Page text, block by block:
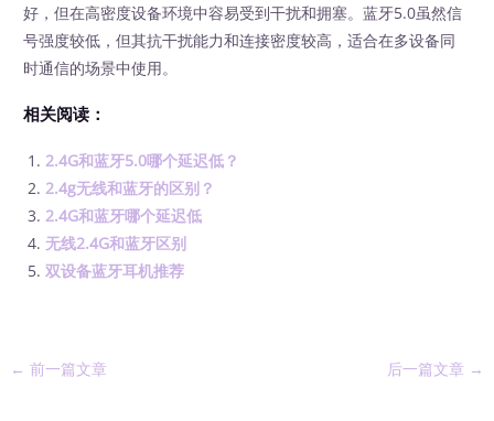
好，但在高密度设备环境中容易受到干扰和拥塞。蓝牙5.0虽然信
号强度较低，但其抗干扰能力和连接密度较高，适合在多设备同
时通信的场景中使用。
相关阅读：
2.4G和蓝牙5.0哪个延迟低？
2.4g无线和蓝牙的区别？
2.4G和蓝牙哪个延迟低
无线2.4G和蓝牙区别
双设备蓝牙耳机推荐
← 前一篇文章 后一篇文章 →